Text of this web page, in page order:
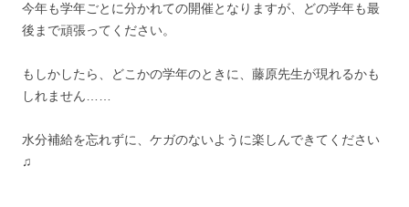
今年も学年ごとに分かれての開催となりますが、どの学年も最
後まで頑張ってください。
もしかしたら、どこかの学年のときに、藤原先生が現れるかも
しれません……
水分補給を忘れずに、ケガのないように楽しんできてください
♫